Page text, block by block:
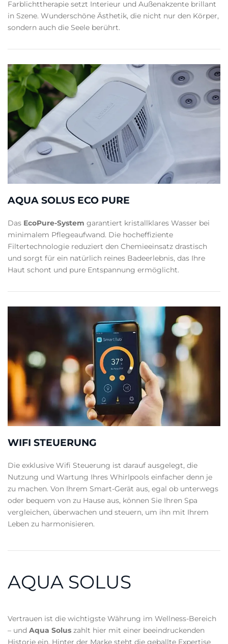
Farblichttherapie setzt Interieur und Außenakzente brillant
in Szene. Wunderschöne Ästhetik, die nicht nur den Körper,
sondern auch die Seele berührt.
AQUA SOLUS ECO PURE
Das EcoPure-System garantiert kristallklares Wasser bei
minimalem Pflegeaufwand. Die hocheffiziente
Filtertechnologie reduziert den Chemieeinsatz drastisch
und sorgt für ein natürlich reines Badeerlebnis, das Ihre
Haut schont und pure Entspannung ermöglicht.
WIFI STEUERUNG
Die exklusive Wifi Steuerung ist darauf ausgelegt, die
Nutzung und Wartung Ihres Whirlpools einfacher denn je
zu machen. Von Ihrem Smart-Gerät aus, egal ob unterwegs
oder bequem von zu Hause aus, können Sie Ihren Spa
vergleichen, überwachen und steuern, um ihn mit Ihrem
Leben zu harmonisieren.
AQUA SOLUS
Vertrauen ist die wichtigste Währung im Wellness-Bereich
– und Aqua Solus zahlt hier mit einer beeindruckenden
Historie ein. Hinter der Marke steht die geballte Expertise